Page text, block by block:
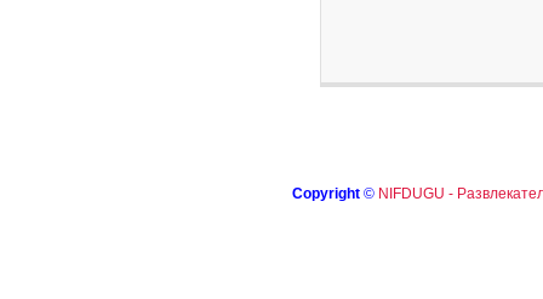
Copyright © NIFDUGU -